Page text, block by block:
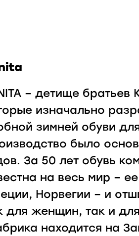
– детище братьев
изначально
зимней обуви
было
За 50 лет обувь
на весь мир –
Норвегии – и
для женщин, так и
находится на